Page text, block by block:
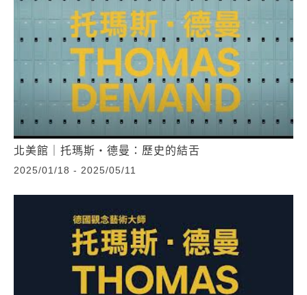
北美館｜托瑪斯‧德曼：歷史的結舌
2025/01/18 - 2025/05/11